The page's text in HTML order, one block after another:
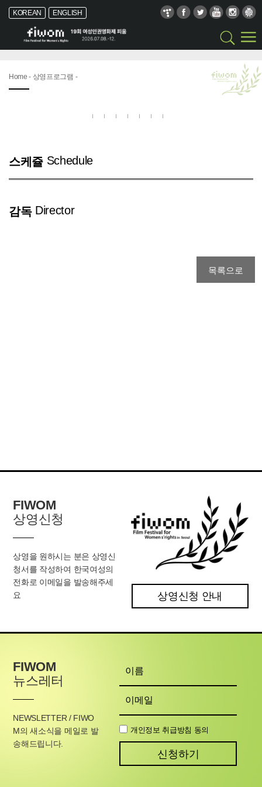
KOREAN ENGLISH
Home - 상영프로그램 -
스케쥴 Schedule
감독Director
FIWOM
상영신청
상영을 원하시는 분은 상영신
청서를 작성하여 한국여성의
전화로 이메일을 발송해주세
요
상영신청 안내
FIWOM
뉴스레터
NEWSLETTER / FIWO
M의새소식을 메일로 발
송해드립니다.
개인정보 취급방침 동의